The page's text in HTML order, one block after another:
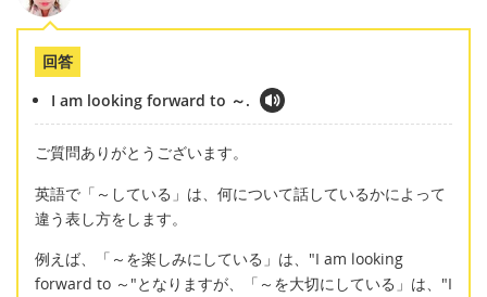
回答
I am looking forward to ～.
ご質問ありがとうございます。
英語で「～している」は、何について話しているかによって
違う表し方をします。
例えば、「～を楽しみにしている」は、"I am looking
forward to ～"となりますが、「～を大切にしている」は、"I